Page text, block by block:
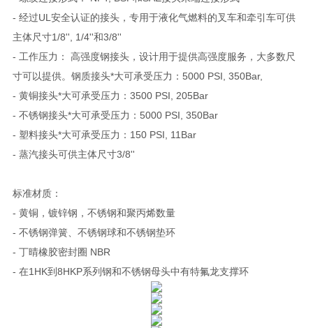
- 经过UL安全认证的接头，专用于液化气燃料的叉车和牵引车可供
主体尺寸1/8'', 1/4''和3/8''
- 工作压力： 高强度钢接头，设计用于提供高强度服务，大多数尺
寸可以提供。钢质接头*大可承受压力：5000 PSI, 350Bar,
- 黄铜接头*大可承受压力：3500 PSI, 205Bar
- 不锈钢接头*大可承受压力：5000 PSI, 350Bar
- 塑料接头*大可承受压力：150 PSI, 11Bar
- 蒸汽接头可供主体尺寸3/8''
标准材质：
- 黄铜，镀锌钢，不锈钢和聚丙烯数量
- 不锈钢弹簧、不锈钢球和不锈钢垫环
- 丁晴橡胶密封圈 NBR
- 在1HK到8HKP系列钢和不锈钢母头中有特氟龙支撑环